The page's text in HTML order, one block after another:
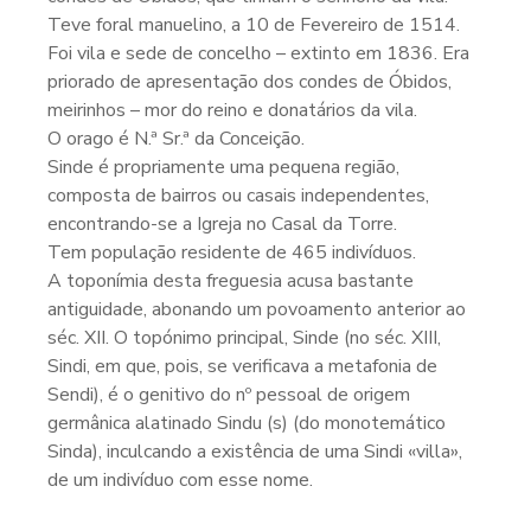
Teve foral manuelino, a 10 de Fevereiro de 1514.
Foi vila e sede de concelho – extinto em 1836. Era
priorado de apresentação dos condes de Óbidos,
meirinhos – mor do reino e donatários da vila.
O orago é N.ª Sr.ª da Conceição.
Sinde é propriamente uma pequena região,
composta de bairros ou casais independentes,
encontrando-se a Igreja no Casal da Torre.
Tem população residente de 465 indivíduos.
A toponímia desta freguesia acusa bastante
antiguidade, abonando um povoamento anterior ao
séc. XII. O topónimo principal, Sinde (no séc. XIII,
Sindi, em que, pois, se verificava a metafonia de
Sendi), é o genitivo do nº pessoal de origem
germânica alatinado Sindu (s) (do monotemático
Sinda), inculcando a existência de uma Sindi «villa»,
de um indivíduo com esse nome.